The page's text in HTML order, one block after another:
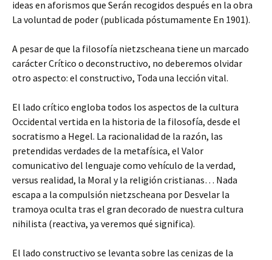
ideas en aforismos que Serán recogidos después en la obra
La voluntad de poder (publicada póstumamente En 1901).
A pesar de que la filosofía nietzscheana tiene un marcado
carácter Crítico o deconstructivo, no deberemos olvidar
otro aspecto: el constructivo, Toda una lección vital.
El lado crítico engloba todos los aspectos de la cultura
Occidental vertida en la historia de la filosofía, desde el
socratismo a Hegel. La racionalidad de la razón, las
pretendidas verdades de la metafísica, el Valor
comunicativo del lenguaje como vehículo de la verdad,
versus realidad, la Moral y la religión cristianas… Nada
escapa a la compulsión nietzscheana por Desvelar la
tramoya oculta tras el gran decorado de nuestra cultura
nihilista (reactiva, ya veremos qué significa).
El lado constructivo se levanta sobre las cenizas de la